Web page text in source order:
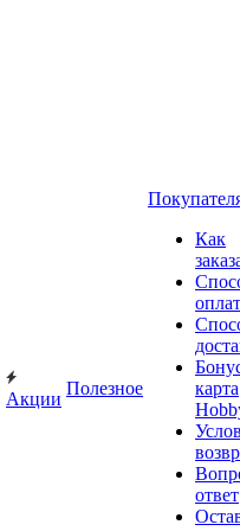
Акции
Полезное
Как
карта
ответ